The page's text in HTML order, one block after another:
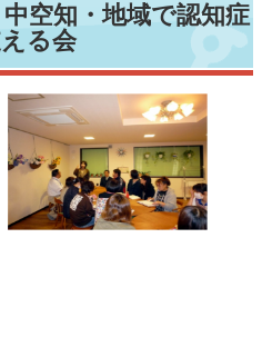
空知・地域で認知症
る会